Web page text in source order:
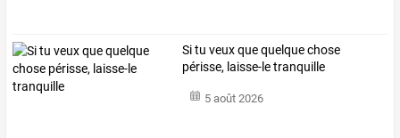
Si tu veux que quelque chose
périsse, laisse-le tranquille
5 août 2026